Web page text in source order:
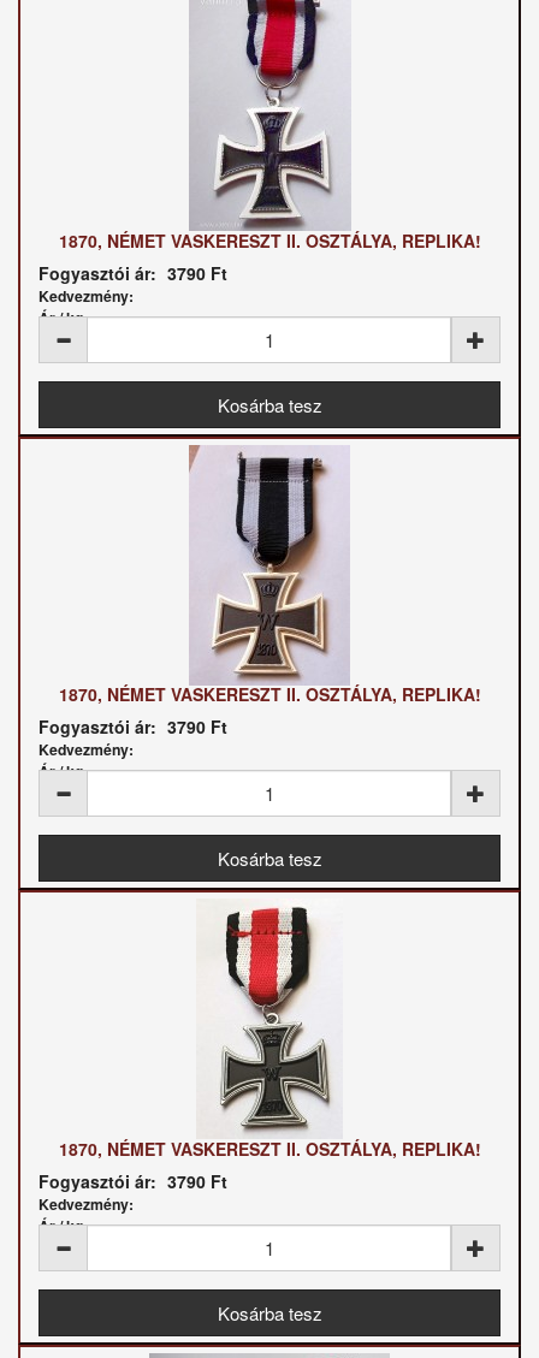
1870, NÉMET VASKERESZT II. OSZTÁLYA, REPLIKA!
Fogyasztói ár: 3790 Ft
Kedvezmény:
Ár / kg:
1870, NÉMET VASKERESZT II. OSZTÁLYA, REPLIKA!
Fogyasztói ár: 3790 Ft
Kedvezmény:
Ár / kg:
1870, NÉMET VASKERESZT II. OSZTÁLYA, REPLIKA!
Fogyasztói ár: 3790 Ft
Kedvezmény:
Ár / kg: